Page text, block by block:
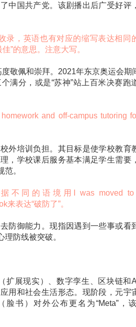
中国共产党。该剧播出后广受好评
录，英语也有对应的缩写表达相
”的意思。注意大写。
敬佩和崇拜。2021年东京奥运会期
满分，或是“苏神”站上百米决赛跑
and off-campus tutoring
外培训负担。其目标是使学校教育
，学校课后服务基本满足学生需要
。
同的语境用I was moved to
表达“破防了”。
防御能力。现指因遇到一些事或看
防线被突破。
扩展现实）、数字孪生、区块链和
用和社会生活形态。现阶段，元宇
书）对外公布更名为“Meta”，